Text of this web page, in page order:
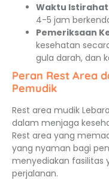
Waktu
4-5 jam
Pemeriksaan
kesehatan
gula darah, dan
Peran Rest Area
Pemudik
Rest area mudik
dalam menjaga
Rest area yang
yang nyaman bagi
menyediakan fasilitas
perjalanan.